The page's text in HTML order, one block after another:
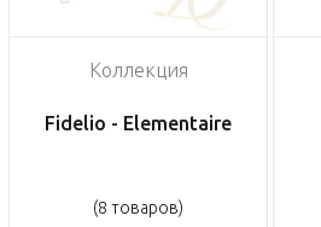
Коллекция
Fidelio - Elementaire
(8 товаров)